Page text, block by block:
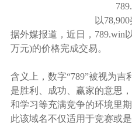
以
据外媒报道，近日， 789.win
万元)的价格完成交易。
含义上，数字“789”被视为吉
是胜利、成功、赢家的意思
和学习等充满竞争的环境里
此该域名不仅适用于竞赛或